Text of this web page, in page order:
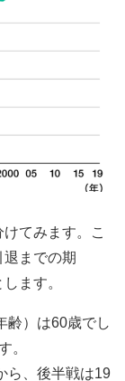
てみます。こ
退までの期
ます。
）は60歳でし
。
ら、後半戦は19